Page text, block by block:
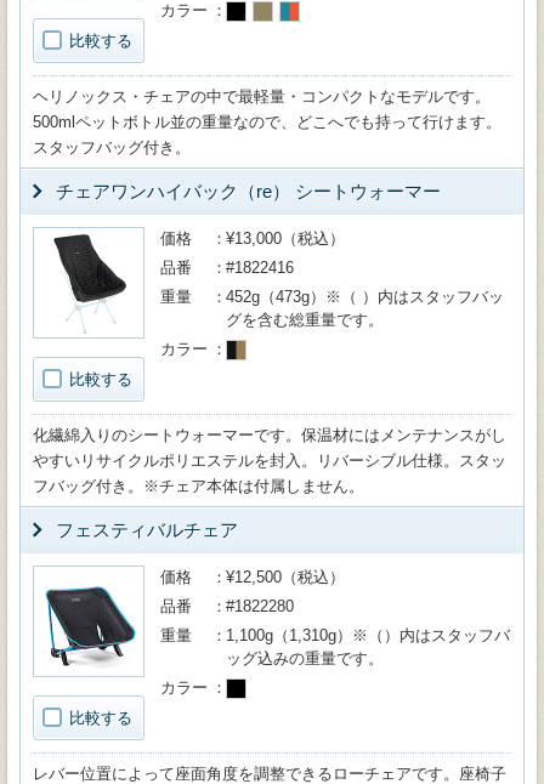
比較する
カラー
ヘリノックス・チェアの中で最軽量・コンパクトなモデルです。
500mlペットボトル並の重量なので、どこへでも持って行けます。
スタッフバッグ付き。
チェアワンハイバック（re） シートウォーマー
比較する
価格
¥13,000（税込）
品番
#1822416
重量
452g（473g）※（ ）内はスタッフバッ
グを含む総重量です。
カラー
化繊綿入りのシートウォーマーです。保温材にはメンテナンスがし
やすいリサイクルポリエステルを封入。リバーシブル仕様。スタッ
フバッグ付き。※チェア本体は付属しません。
フェスティバルチェア
比較する
価格
¥12,500（税込）
品番
#1822280
重量
1,100g（1,310g）※（）内はスタッフバ
ッグ込みの重量です。
カラー
レバー位置によって座面角度を調整できるローチェアです。座椅子